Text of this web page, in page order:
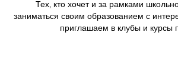
Тех, кто хочет и за рамками
заниматься своим образованием с
приглашаем в клубы и курсы